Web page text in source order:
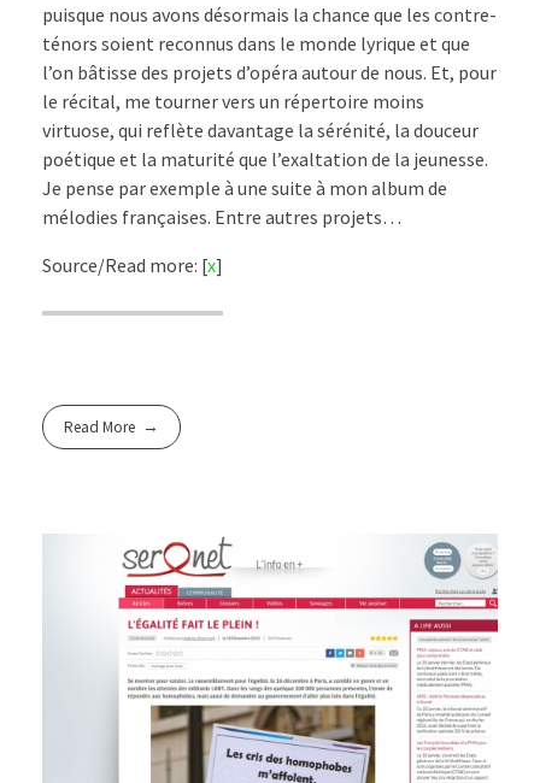
puisque nous avons désormais la chance que les contre-
ténors soient reconnus dans le monde lyrique et que
l’on bâtisse des projets d’opéra autour de nous. Et, pour
le récital, me tourner vers un répertoire moins
virtuose, qui reflète davantage la sérénité, la douceur
poétique et la maturité que l’exaltation de la jeunesse.
Je pense par exemple à une suite à mon album de
mélodies françaises. Entre autres projets…
Source/Read more: [x]
Read More